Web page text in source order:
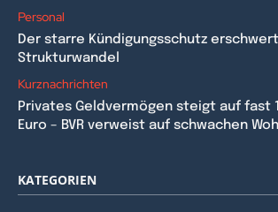
Personal
Der starre Kündigungsschutz
Strukturwandel
Kurznachrichten
Privates Geldvermögen steigt auf fast
Euro – BVR verweist auf schwachen
KATEGORIEN